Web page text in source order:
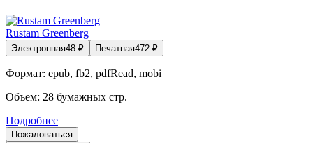
Rustam Greenberg
Электронная48 ₽ Печатная472 ₽
Формат: epub, fb2, pdfRead, mobi
Объем: 28 бумажных стр.
Подробнее
Пожаловаться